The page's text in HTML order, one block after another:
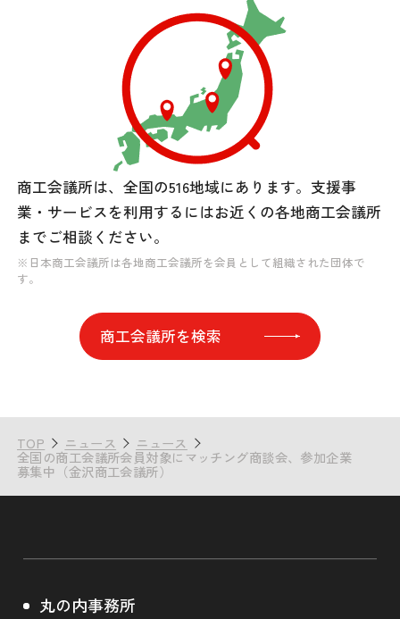
商工会議所は、全国の516地域にあります。 支援事
業・サービスを利用するにはお近くの各地商工会議所
までご相談ください。
※日本商工会議所は各地商工会議所を会員として組織された団体で
す。
商工会議所を検索
TOP ニュース ニュース
全国の商工会議所会員対象にマッチング商談会、参加企業
募集中（金沢商工会議所）
丸の内事務所